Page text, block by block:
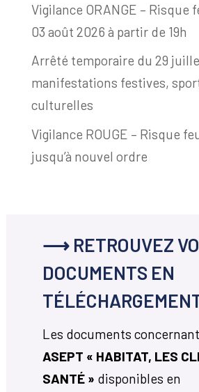
Vigilance ORANGE – Risque
03 août 2026 à partir de 19h
Arrêté temporaire du 29
manifestations festives,
culturelles
Vigilance ROUGE – Risque
jusqu’à nouvel ordre
⟶ RETROUVEZ
DOCUMENTS EN
Les documents concernant
ASEPT « HABITAT, LES
SANTÉ » disponibles en